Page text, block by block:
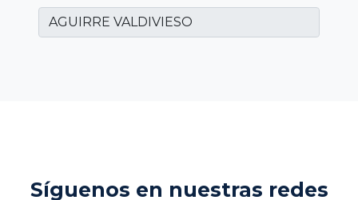
Síguenos en nuestras redes